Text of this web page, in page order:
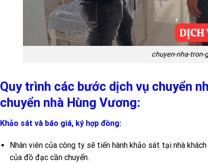
chuyen-nha-tron-
Quy trình các bước dịch vụ chuyển
chuyển nhà Hùng Vương:
Khảo sát và báo giá, ký hợp đồng:
Nhân viên của công ty sẽ tiến hành khảo sát tại nhà
của đồ đạc cần chuyển.